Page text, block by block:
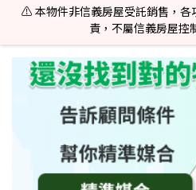
⚠️ 本物件非信義房屋受託銷售，各
責，不屬信義房屋控